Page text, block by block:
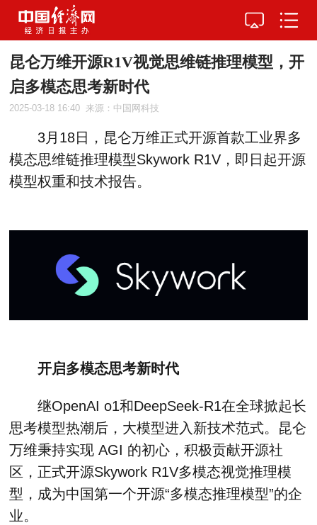
昆仑万维开源R1V视觉思维链推理模型，开
启多模态思考新时代
2025-03-18 16:40 来源：中国网科技
3月18日，昆仑万维正式开源首款工业界多
模态思维链推理模型Skywork R1V，即日起开源
模型权重和技术报告。
开启多模态思考新时代
继OpenAI o1和DeepSeek-R1在全球掀起长
思考模型热潮后，大模型进入新技术范式。昆仑
万维秉持实现 AGI 的初心，积极贡献开源社
区，正式开源Skywork R1V多模态视觉推理模
型，成为中国第一个开源“多模态推理模型”的企
业。